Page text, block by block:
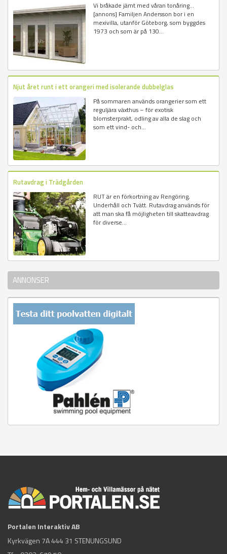
Vi bråkade jämt med våran tonåring...
[annons] Familjen Andersson bor i en
mexivilla, utanför Göteborg, som byggdes
1973 och som är på 130...
Njut året runt i ett orangeri med isolerande dubbelglas
På sommaren används orangerier som ett
reguljära växthus – för exotisk
blomsterprakt, odling av alla de slag och
som ett vind- och...
Rutavdrag i Trädgården
RUT är en förkortning av Rengöring,
Underhåll och Tvätt. Rutavdrag används för
att man ska få möjligheten till skatteavdrag
för diverse...
ANNONSER
Portalen Interaktiv AB
Kyrkvägen 7A 444 31 STENUNGSUND